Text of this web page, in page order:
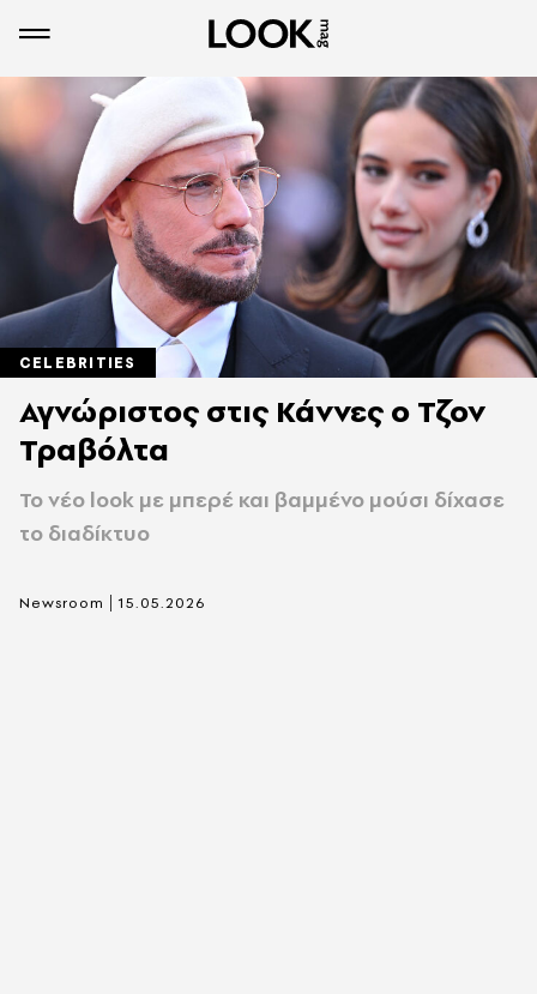
CELEBRITIES
Αγνώριστος στις Κάννες o Τζον
Τραβόλτα
Το νέο look με μπερέ και βαμμένο μούσι δίχασε
το διαδίκτυο
Newsroom | 15.05.2026